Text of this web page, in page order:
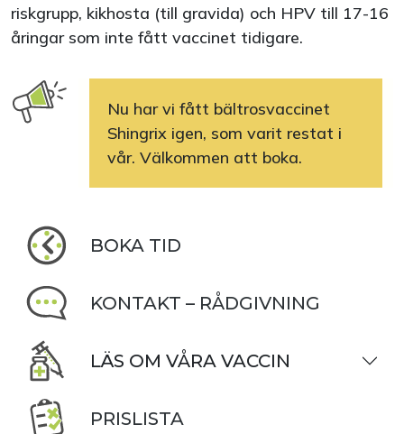
riskgrupp, kikhosta (till gravida) och HPV till 17-16
åringar som inte fått vaccinet tidigare.
Nu har vi fått bältrosvaccinet
Shingrix igen, som varit restat i
vår. Välkommen att boka.
BOKA TID
KONTAKT – RÅDGIVNING
LÄS OM VÅRA VACCIN
PRISLISTA